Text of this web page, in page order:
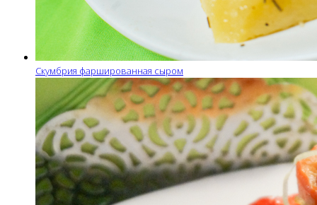
Скумбрия фаршированная сыром